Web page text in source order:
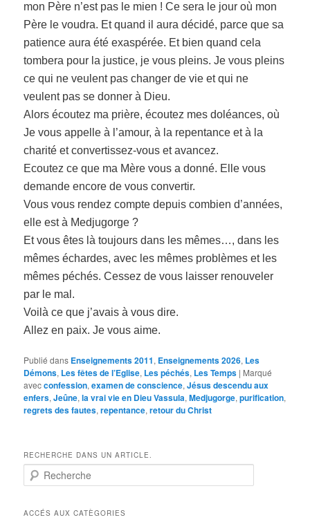
mon Père n’est pas le mien ! Ce sera le jour où mon
Père le voudra. Et quand il aura décidé, parce que sa
patience aura été exaspérée. Et bien quand cela
tombera pour la justice, je vous pleins. Je vous pleins
ce qui ne veulent pas changer de vie et qui ne
veulent pas se donner à Dieu.
Alors écoutez ma prière, écoutez mes doléances, où
Je vous appelle à l’amour, à la repentance et à la
charité et convertissez-vous et avancez.
Ecoutez ce que ma Mère vous a donné. Elle vous
demande encore de vous convertir.
Vous vous rendez compte depuis combien d’années,
elle est à Medjugorge ?
Et vous êtes là toujours dans les mêmes…, dans les
mêmes échardes, avec les mêmes problèmes et les
mêmes péchés. Cessez de vous laisser renouveler
par le mal.
Voilà ce que j’avais à vous dire.
Allez en paix. Je vous aime.
Publié dans Enseignements 2011, Enseignements 2026, Les
Démons, Les fêtes de l’Eglise, Les péchés, Les Temps | Marqué
avecconfession,examen de conscience,Jésus descendu aux
enfers,Jeûne,la vrai vie en Dieu Vassula,Medjugorge,purification,
regrets des fautes,repentance,retour du Christ
RECHERCHE DANS UN ARTICLE.
e
h
ACCÉS AUX CATÈGORIES